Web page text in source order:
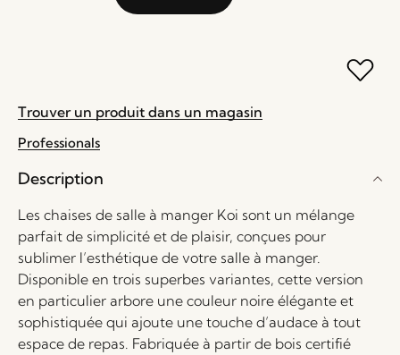
Trouver un produit dans un magasin
Professionals
Description
Les chaises de salle à manger Koi sont un mélange
parfait de simplicité et de plaisir, conçues pour
sublimer l’esthétique de votre salle à manger.
Disponible en trois superbes variantes, cette version
en particulier arbore une couleur noire élégante et
sophistiquée qui ajoute une touche d’audace à tout
espace de repas. Fabriquée à partir de bois certifié